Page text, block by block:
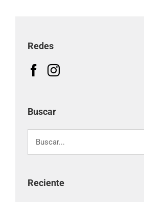
Redes
Buscar
Reciente